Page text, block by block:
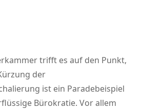
trifft es auf den Punkt,
der
ist ein Paradebeispiel
Bürokratie. Vor allem